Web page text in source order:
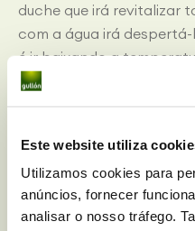
Este website utiliza
Utilizamos cookies para
anúncios, fornecer
analisar o nosso tráfego.
duche que irá revitalizar
com a água irá
é ir baixando a
fria é um ativador
Quando já tiver
casa. Se tiver alguma
que o sol nasce, melhor.